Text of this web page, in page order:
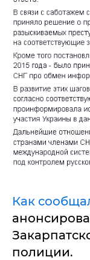
Как
полиции.